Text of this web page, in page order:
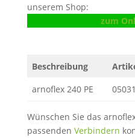
unserem Shop:
zum
Beschreibung
arnoflex 240 PE
Wünschen Sie das
passenden Verbindern